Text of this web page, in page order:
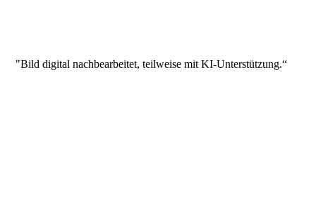
"Bild digital nachbearbeitet, teilweise mit KI-Unterstützung.“